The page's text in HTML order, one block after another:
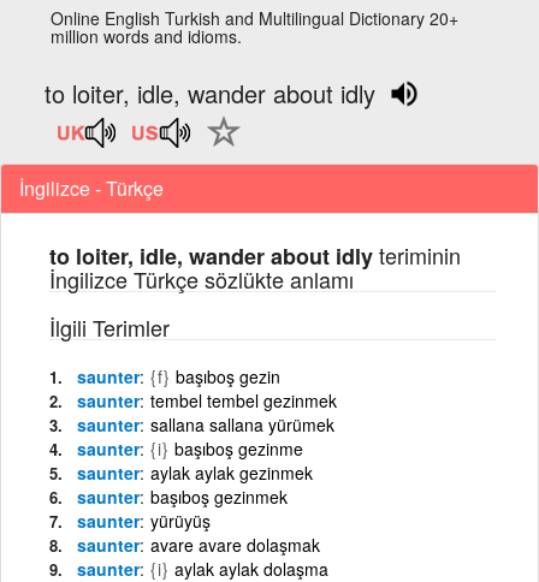
Online English Turkish and Multilingual Dictionary 20+
million words and idioms.
to loiter, idle, wander about idly
İngilizce - Türkçe
to loiter, idle, wander about idlyteriminin
İngilizce Türkçe sözlükte anlamı
İlgili Terimler
saunter {f} başıboş gezin
saunter tembel tembel gezinmek
saunter sallana sallana yürümek
saunter {i} başıboş gezinme
saunter aylak aylak gezinmek
saunter başıboş gezinmek
saunter yürüyüş
saunter avare avare dolaşmak
saunter {i} aylak aylak dolaşma